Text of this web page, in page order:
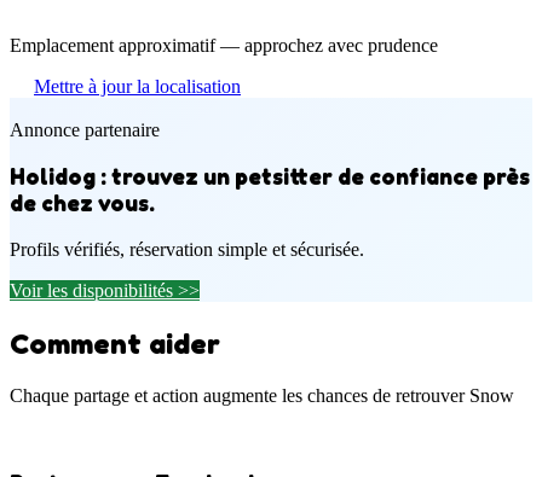
Emplacement approximatif — approchez avec prudence
Mettre à jour la localisation
Annonce partenaire
Holidog : trouvez un petsitter de confiance près
de chez vous.
Profils vérifiés, réservation simple et sécurisée.
Voir les disponibilités >>
Comment aider
Chaque partage et action augmente les chances de retrouver Snow